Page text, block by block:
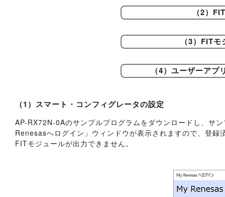
（2）
（3）FIT
（4）ユーザーア
（1）スマート・コンフィグレータの設定
AP-RX72N-0Aのサンプルプログラムをダウンロードし、サ
Renesasへログイン」ウィンドウが表示されますので、登
FITモジュールが出力できません。